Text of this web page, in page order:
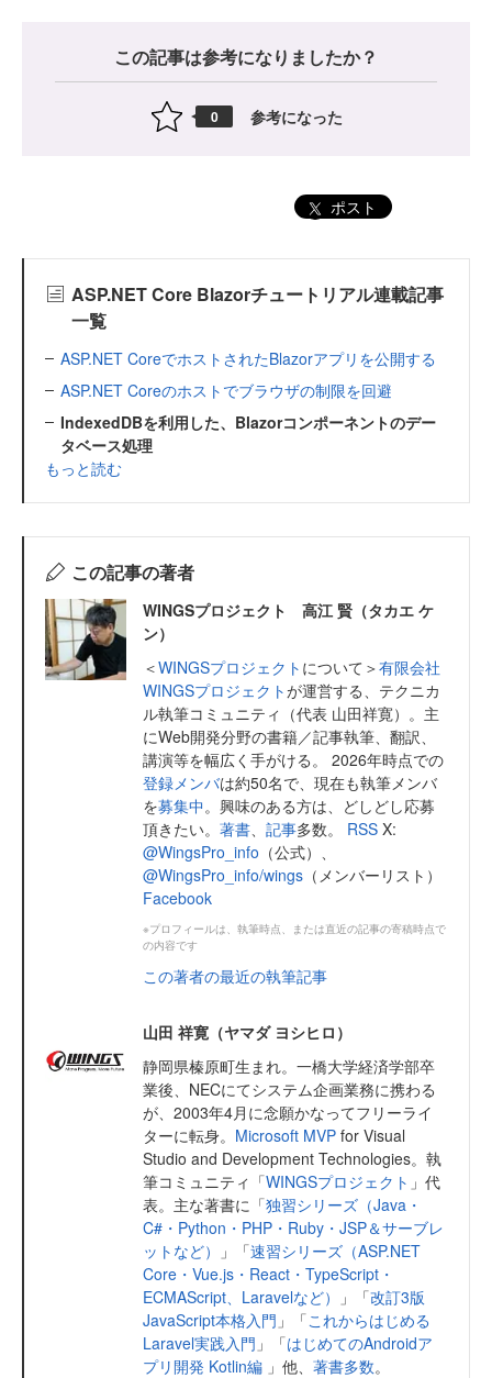
この記事は参考になりましたか？
0 参考になった
ポスト
ASP.NET Core Blazorチュートリアル連載記事
一覧
ASP.NET CoreでホストされたBlazorアプリを公開する
ASP.NET Coreのホストでブラウザの制限を回避
IndexedDBを利用した、Blazorコンポーネントのデー
タベース処理
もっと読む
この記事の著者
WINGSプロジェクト 高江 賢（タカエ ケ
ン）
＜WINGSプロジェクト について＞有限会社
WINGSプロジェクトが運営する、テクニカ
ル執筆コミュニティ（代表 山田祥寛）。主
にWeb開発分野の書籍／記事執筆、翻訳、
講演等を幅広く手がける。 2026年時点での
登録メンバは約50名で、現在も執筆メンバ
を募集中。興味のある方は、どしどし応募
頂きたい。 著書 記事多数。 RSS X:
@WingsPro_info （公式）、
@WingsPro_info/wings （メンバーリスト）
Facebook
※プロフィールは、執筆時点、または直近の記事の寄稿時点で
の内容です
この著者の最近の執筆記事
山田 祥寛（ヤマダ ヨシヒロ）
静岡県榛原町生まれ。一橋大学経済学部卒
業後、NECにてシステム企画業務に携わる
が、2003年4月に念願かなってフリーライ
ターに転身。 Microsoft MVP for Visual
Studio and Development Technologies。執
筆コミュニティ「WINGSプロジェクト 」代
表。主な著書に「独習シリーズ（Java・
C#・Python・PHP・Ruby・JSP＆サーブレ
ットなど）
」「速習シリーズ（ASP.NET
Core・Vue.js・React・TypeScript・
ECMAScript、Laravelなど）
」「改訂3版
JavaScript本格入門 」「これからはじめる
Laravel実践入門 」「はじめてのAndroidア
プリ開発 Kotlin編 」他、 著書多数。